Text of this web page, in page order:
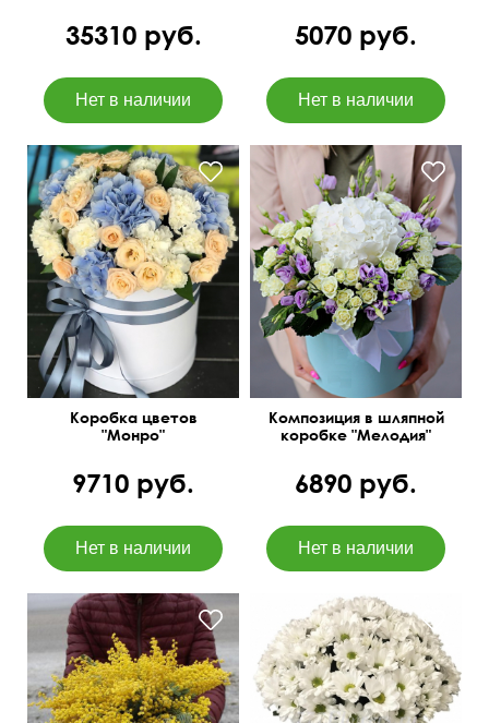
35310 руб. 5070 руб.
Роза, hydrangea,
гвоздика, оазис, лента
атласная.
Коробка цветов
"Монро"
9710 руб.
Композиция в шляпной
коробке "Мелодия"
6890 руб.